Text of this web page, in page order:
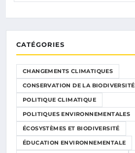
CATÉGORIES
CHANGEMENTS CLIMATIQUES
CONSERVATION DE LA BIODIVERSITÉ
POLITIQUE CLIMATIQUE
POLITIQUES ENVIRONNEMENTALES
ÉCOSYSTÈMES ET BIODIVERSITÉ
ÉDUCATION ENVIRONNEMENTALE